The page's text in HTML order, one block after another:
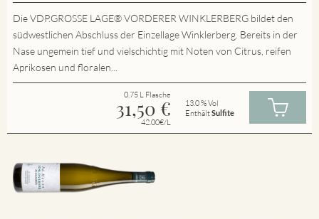
Die VDP.GROSSE LAGE® VORDERER WINKLERBERG bildet den
südwestlichen Abschluss der Einzellage Winklerberg. Bereits in der
Nase ungemein tief und vielschichtig mit Noten von Citrus, reifen
Aprikosen und floralen...
0.75 L Flasche
31,50 €
42.00€/L
13.0 % Vol
EnthältSulfite